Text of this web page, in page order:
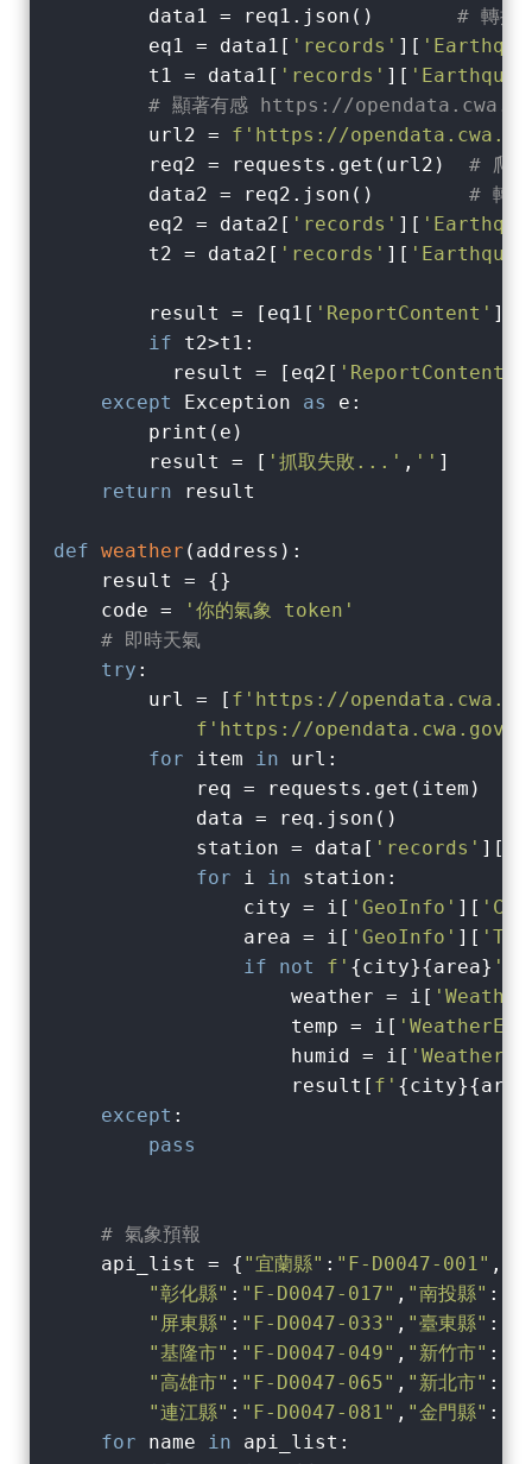
        data1 = req1.json()
# 轉換
        eq1 = data1[
'records' ][
        t1 = data1[
'records' ][
# 顯著有感 https://
        url2 =
f'https://
        req2 = requests.get(url2)
# 爬取
        data2 = req2.json()
# 轉
        eq2 = data2[
'records' ][
        t2 = data2[
'records' ][
        result = [eq1[
'ReportContent' ],
if t2>t1:
          result = [eq2[
'ReportContent'
except
Exception as
e:
        print(e)
        result = [
'抓取失敗...' , '' ]
return result
def weather ( address ):
    result = {}
    code =
'你的氣象 token'
# 即時天氣
try :
        url = [
f'https://
f'https://
for item in url:
            req = requests.get(item)
            data = req.json()
            station = data[
'records' ][
for i in station:
                city = i[
'GeoInfo' ][
                area = i[
'GeoInfo' ][
if
not f' {city}{area} '
                    weather = i[
                    temp = i[
                    humid = i[
                    result[
f' {city}
except :
pass
# 氣象預報
    api_list = {
"宜蘭縣" : "F-D0047-001" ,
"彰化縣" : "F-D0047-017" , "南投縣" :
"屏東縣" : "F-D0047-033" , "臺東縣" :
"基隆市" : "F-D0047-049" , "新竹市" :
"高雄市" : "F-D0047-065" , "新北市" :
"連江縣" : "F-D0047-081" , "金門縣" :
for name in api_list: